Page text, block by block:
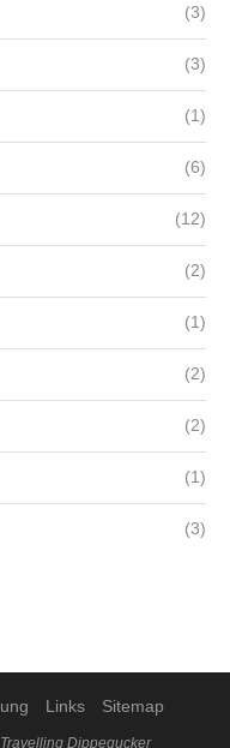
(3)
(3)
(1)
(6)
(12)
(2)
(1)
(2)
(2)
(1)
(3)
Links Sitemap
Dippegucker